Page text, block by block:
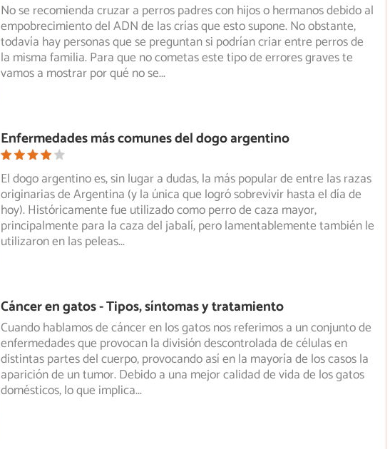
No se recomienda cruzar a perros padres con hijos o hermanos debido al
empobrecimiento del ADN de las crías que esto supone. No obstante,
todavía hay personas que se preguntan si podrían criar entre perros de
la misma familia. Para que no cometas este tipo de errores graves te
vamos a mostrar por qué no se...
Enfermedades más comunes del dogo argentino
El dogo argentino es, sin lugar a dudas, la más popular de entre las razas
originarias de Argentina (y la única que logró sobrevivir hasta eldía de
hoy). Históricamente fue utilizado como perro de caza mayor,
principalmente para la caza del jabalí, pero lamentablemente también le
utilizaron en las peleas...
Cáncer en gatos - Tipos, síntomas y tratamiento
Cuando hablamos de cáncer en los gatos nos referimos a un conjunto de
enfermedades que provocan la división descontrolada de células en
distintaspartes del cuerpo, provocando así en la mayoría de los casos la
aparición de un tumor. Debido a una mejor calidad de vida de los gatos
domésticos, lo que implica...